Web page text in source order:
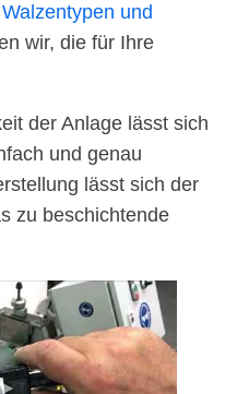
und
wir, die für Ihre
der Anlage lässt sich
und genau
lässt sich der
zu beschichtende